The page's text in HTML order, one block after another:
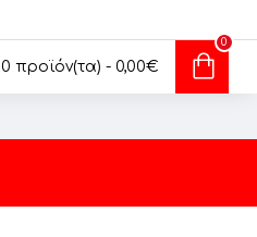
0 προϊόν(τα) - 0,00€
0